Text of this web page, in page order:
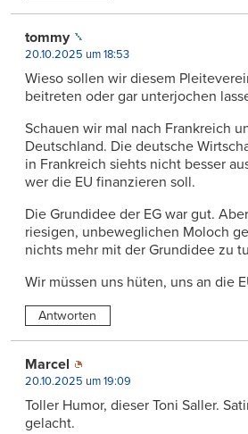
tommy
20.10.2025 um 18:53
Wieso sollen wir diesem
beitreten oder gar unterjochen
Schauen wir mal nach Frankreich
Deutschland. Die deutsche
in Frankreich siehts nicht besser
wer die EU finanzieren soll.
Die Grundidee der EG war gut.
riesigen, unbeweglichen Moloch
nichts mehr mit der Grundidee zu
Wir müssen uns hüten, uns an die
Antworten
Marcel
20.10.2025 um 19:09
Toller Humor, dieser Toni Saller.
gelacht.